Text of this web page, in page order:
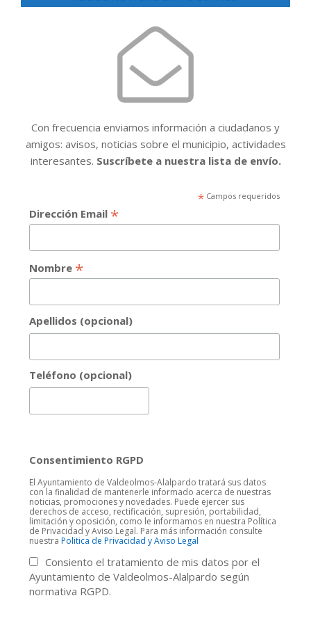
Con frecuencia enviamos información a ciudadanos y
amigos: avisos, noticias sobre el municipio, actividades
interesantes. Suscríbete a nuestra lista de envío.
*Campos requeridos
Dirección Email *
Nombre *
Apellidos (opcional)
Teléfono (opcional)
Consentimiento RGPD
El Ayuntamiento de Valdeolmos-Alalpardo tratará sus datos
con la finalidad de mantenerle informado acerca de nuestras
noticias, promociones y novedades. Puede ejercer sus
derechos de acceso, rectificación, supresión, portabilidad,
limitación y oposición, como le informamos en nuestra Política
de Privacidad y Aviso Legal. Para más información consulte
nuestra Politica de Privacidad y Aviso Legal
Consiento el tratamiento de mis datos por el
Ayuntamiento de Valdeolmos-Alalpardo según
normativa RGPD.